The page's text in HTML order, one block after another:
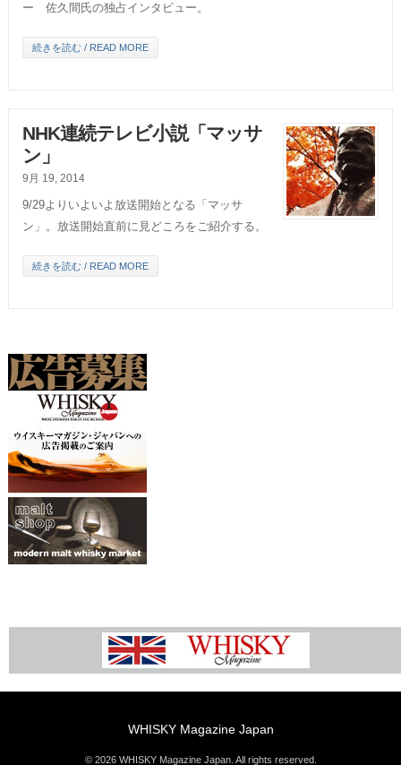
ー 佐久間氏の独占インタビュー。
続きを読む / READ MORE
NHK連続テレビ小説「マッサ
ン」
9月 19, 2014
9/29よりいよいよ放送開始となる「マッサ
ン」。放送開始直前に見どころをご紹介する。
続きを読む / READ MORE
WHISKY Magazine Japan
© 2026 WHISKY Magazine Japan. All rights reserved.